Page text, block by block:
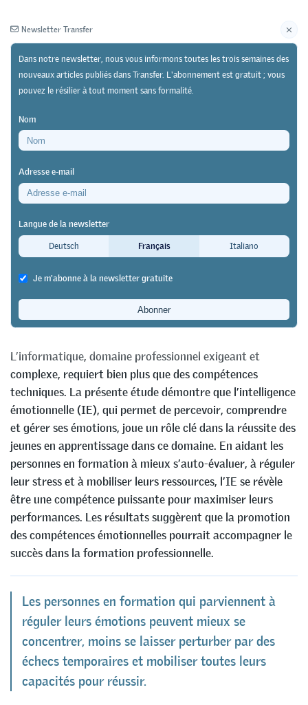
Newsletter Archives
01/01/25
Connaître ses forces et faiblesses pour mieux
L’influence de l’intelligence
émotionnelle dans les professions
techniques
Yoann Favre,Matilde Wenger&Marina Fiori
L’informatique, domaine professionnel exigeant et
complexe, requiert bien plus que des compétences
techniques. La présente étude démontre que l’intelligence
émotionnelle (IE), qui permet de percevoir, comprendre
et gérer ses émotions, joue un rôle clé dans la réussite des
jeunes en apprentissage dans ce domaine. En aidant les
personnes en formation à mieux s’auto-évaluer, à réguler
leur stress et à mobiliser leurs ressources, l’IE se révèle
être une compétence puissante pour maximiser leurs
performances. Les résultats suggèrent que la promotion
des compétences émotionnelles pourrait accompagner le
succès dans la formation professionnelle.
Les personnes en formation qui parviennent à
réguler leurs émotions peuvent mieux se
concentrer, moins se laisser perturber par des
échecs temporaires et mobiliser toutes leurs
capacités pour réussir.
Newsletter Transfer
Dans notre newsletter, nous vous informons toutes les trois semaines des
nouveaux articles publiés dans Transfer. L'abonnement est gratuit ; vous
pouvez le résilier à tout moment sans formalité.
Nom
Adresse e-mail
Langue de la newsletter
Deutsch
Français Italiano
Je m'abonne à la newsletter gratuite